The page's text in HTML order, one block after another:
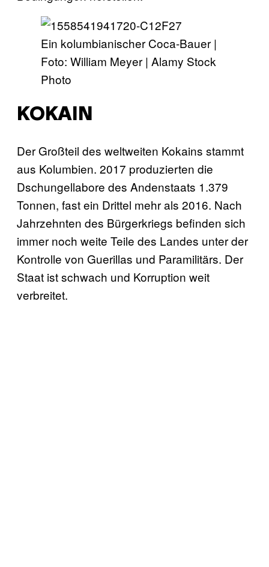
Ein kolumbianischer Coca-Bauer |
Foto: William Meyer | Alamy Stock
Photo
KOKAIN
Der Großteil des weltweiten Kokains stammt
aus Kolumbien. 2017 produzierten die
Dschungellabore des Andenstaats 1.379
Tonnen, fast ein Drittel mehr als 2016. Nach
Jahrzehnten des Bürgerkriegs befinden sich
immer noch weite Teile des Landes unter der
Kontrolle von Guerillas und Paramilitärs. Der
Staat ist schwach und Korruption weit
verbreitet.